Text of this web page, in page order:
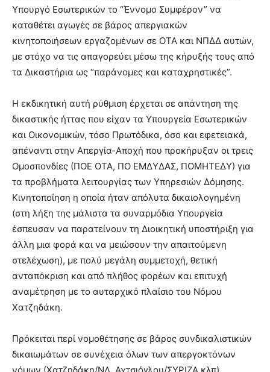
Υπουργό Εσωτερικών το “Έννομο Συμφέρον” να
καταθέτει αγωγές σε βάρος απεργιακών
κινητοποιήσεων εργαζομένων σε ΟΤΑ και ΝΠΔΔ αυτών,
με στόχο να τις απαγορεύει μέσω της κήρυξής τους από
τα Δικαστήρια ως “παράνομες και καταχρηστικές”.
Η εκδικητική αυτή ρύθμιση έρχεται σε απάντηση της
δικαστικής ήττας που είχαν τα Υπουργεία Εσωτερικών
και Οικονομικών, τόσο Πρωτόδικα, όσο και εφετειακά,
απέναντι στην Απεργία-Αποχή που προκήρυξαν οι τρεις
Ομοσπονδίες (ΠΟΕ ΟΤΑ, ΠΟ ΕΜΔΥΔΑΣ, ΠΟΜΗΤΕΔΥ) για
τα προβλήματα λειτουργίας των Υπηρεσιών Δόμησης.
Κινητοποίηση η οποία ήταν απόλυτα δικαιολογημένη
(στη λήξη της μάλιστα τα συναρμόδια Υπουργεία
έσπευσαν να παρατείνουν τη Διοικητική υποστήριξη για
άλλη μια φορά και να μειώσουν την απαιτούμενη
στελέχωση), με πολύ μεγάλη συμμετοχή, θετική
ανταπόκριση και από πλήθος φορέων και επιτυχή
αναμέτρηση με το αυταρχικό πλαίσιο του Νόμου
Χατζηδάκη.
Πρόκειται περί νομοθέτησης σε βάρος συνδικαλιστικών
δικαιωμάτων σε συνέχεια όλων των απεργοκτόνων